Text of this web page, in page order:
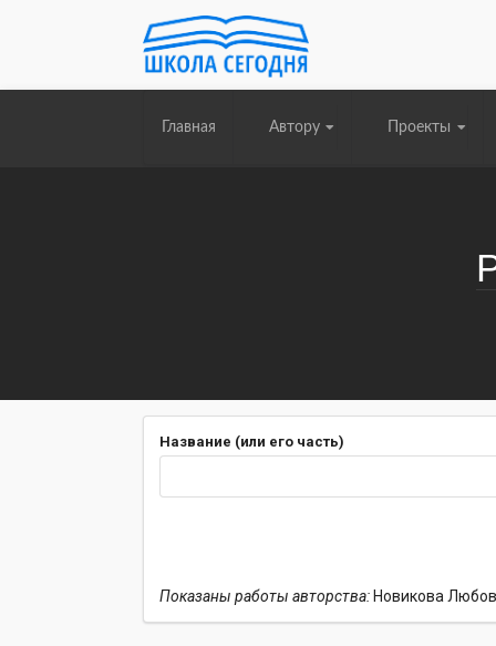
Главная Автору Проекты
Название (или его часть)
Показаны работы авторства:Новикова